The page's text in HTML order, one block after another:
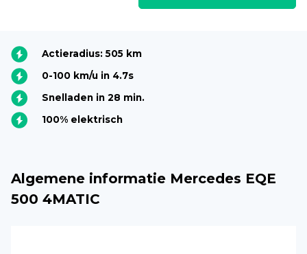
Actieradius: 505 km
0-100 km/u in 4.7s
Snelladen in 28 min.
100% elektrisch
Algemene informatie Mercedes EQE
500 4MATIC